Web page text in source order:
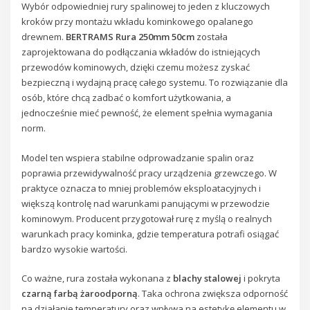
Wybór odpowiedniej rury spalinowej to jeden z kluczowych
kroków przy montażu wkładu kominkowego opalanego
drewnem. BERTRAMS Rura 250mm 50cm została
zaprojektowana do podłączania wkładów do istniejących
przewodów kominowych, dzięki czemu możesz zyskać
bezpieczną i wydajną pracę całego systemu. To rozwiązanie dla
osób, które chcą zadbać o komfort użytkowania, a
jednocześnie mieć pewność, że element spełnia wymagania
norm.
Model ten wspiera stabilne odprowadzanie spalin oraz
poprawia przewidywalność pracy urządzenia grzewczego. W
praktyce oznacza to mniej problemów eksploatacyjnych i
większą kontrolę nad warunkami panującymi w przewodzie
kominowym. Producent przygotował rurę z myślą o realnych
warunkach pracy kominka, gdzie temperatura potrafi osiągać
bardzo wysokie wartości.
Co ważne, rura została wykonana z blachy stalowej i pokryta
czarną farbą żaroodporną. Taka ochrona zwiększa odporność